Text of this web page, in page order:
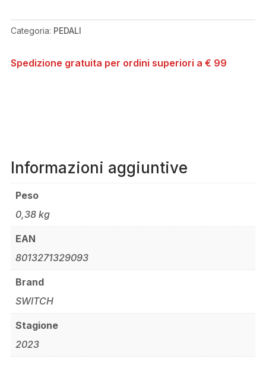
Categoria: PEDALI
Spedizione gratuita per ordini superiori a € 99
Informazioni aggiuntive
Peso
0,38 kg
EAN
8013271329093
Brand
SWITCH
Stagione
2023